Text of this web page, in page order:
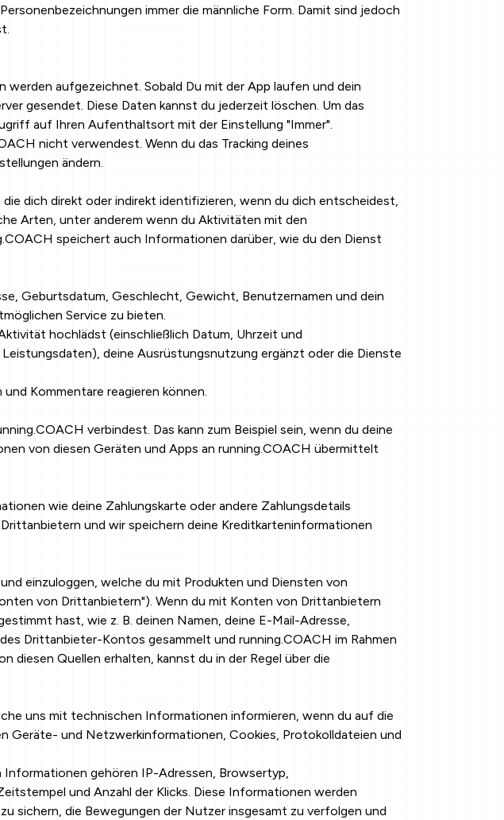
immer die männliche Form. Damit sind jedoch
aufgezeichnet. Sobald Du mit der App laufen und dein
gesendet. Diese Daten kannst du jederzeit löschen. Um das
auf Ihren Aufenthaltsort mit der Einstellung "Immer".
nicht verwendest. Wenn du das Tracking deines
ändern.
dich direkt oder indirekt identifizieren, wenn du dich entscheidest,
Arten, unter anderem wenn du Aktivitäten mit den
speichert auch Informationen darüber, wie du den Dienst
Geburtsdatum, Geschlecht, Gewicht, Benutzernamen und dein
Service zu bieten.
hochlädst (einschließlich Datum, Uhrzeit und
deine Ausrüstungsnutzung ergänzt oder die Dienste
Kommentare reagieren können.
verbindest. Das kann zum Beispiel sein, wenn du deine
von diesen Geräten und Apps an running.COACH übermittelt
wie deine Zahlungskarte oder andere Zahlungsdetails
und wir speichern deine Kreditkarteninformationen
einzuloggen, welche du mit Produkten und Diensten von
von Drittanbietern"). Wenn du mit Konten von Drittanbietern
hast, wie z. B. deinen Namen, deine E-Mail-Adresse,
Drittanbieter-Kontos gesammelt und running.COACH im Rahmen
Quellen erhalten, kannst du in der Regel über die
uns mit technischen Informationen informieren, wenn du auf die
und Netzwerkinformationen, Cookies, Protokolldateien und
gehören IP-Adressen, Browsertyp,
und Anzahl der Klicks. Diese Informationen werden
sichern, die Bewegungen der Nutzer insgesamt zu verfolgen und